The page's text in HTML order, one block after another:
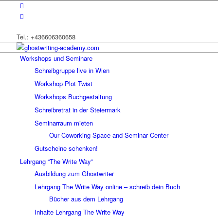
Tel.: +436606360658
Workshops und Seminare
Schreibgruppe live in Wien
Workshop Plot Twist
Workshops Buchgestaltung
Schreibretrat in der Steiermark
Seminarraum mieten
Our Coworking Space and Seminar Center
Gutscheine schenken!
Lehrgang “The Write Way”
Ausbildung zum Ghostwriter
Lehrgang The Write Way online – schreib dein Buch
Bücher aus dem Lehrgang
Inhalte Lehrgang The Write Way